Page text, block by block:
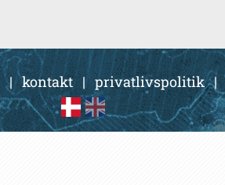
|kontakt| privatlivspolitik|